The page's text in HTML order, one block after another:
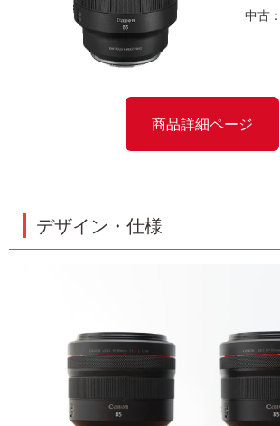
中古：
商品詳細ページ
デザイン・仕様